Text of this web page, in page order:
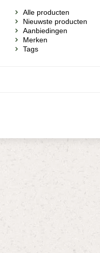
Alle producten
Nieuwste producten
Aanbiedingen
Merken
Tags